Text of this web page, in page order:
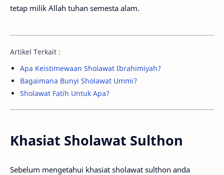
tetap milik Allah tuhan semesta alam.
Artikel Terkait :
Apa Keistimewaan Sholawat Ibrahimiyah?
Bagaimana Bunyi Sholawat Ummi?
Sholawat Fatih Untuk Apa?
Khasiat Sholawat Sulthon
Sebelum mengetahui khasiat sholawat sulthon anda